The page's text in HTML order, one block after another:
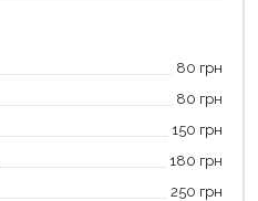
80 грн
80 грн
150 грн
180 грн
250 грн